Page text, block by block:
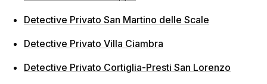
Detective Privato San Martino delle Scale
Detective Privato Villa Ciambra
Detective Privato Cortiglia-Presti San Lorenzo